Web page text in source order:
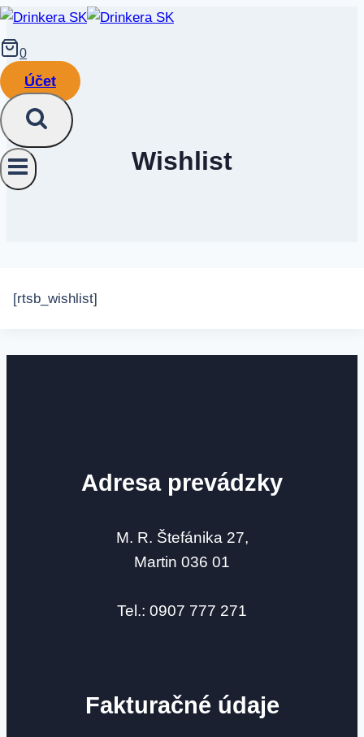
Prejsť
na
obsah
0
Účet
Wishlist
[rtsb_wishlist]
Adresa prevádzky
M. R. Štefánika 27,
Martin 036 01
Tel.: 0907 777 271
Fakturačné údaje